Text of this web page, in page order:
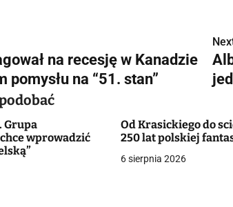
na recesję w Kanadzie
pomysłu na “51. stan”
Grupa
wprowadzić
Od Krasickiego do
250 lat polskiej
6 sierpnia 2026